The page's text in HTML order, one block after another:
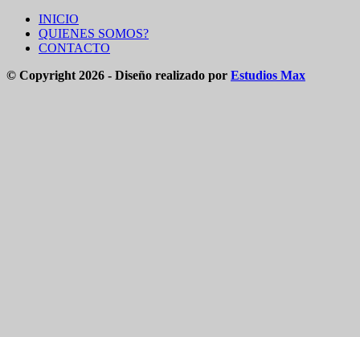
INICIO
QUIENES SOMOS?
CONTACTO
© Copyright 2026 - Diseño realizado por Estudios Max